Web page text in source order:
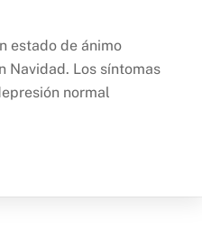
estado de ánimo
Navidad. Los síntomas
normal